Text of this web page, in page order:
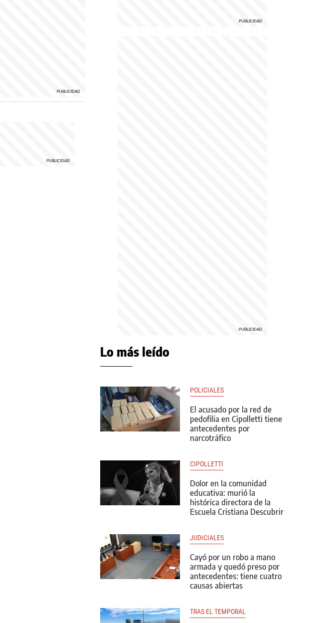
Lo más leído
POLICIALES
El acusado por la red de
pedofilia en Cipolletti tiene
antecedentes por
narcotráfico
CIPOLLETTI
Dolor en la comunidad
educativa: murió la
histórica directora de la
Escuela Cristiana Descubrir
JUDICIALES
Cayó por un robo a mano
armada y quedó preso por
antecedentes: tiene cuatro
causas abiertas
TRAS EL TEMPORAL